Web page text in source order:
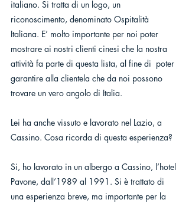
italiano. Si tratta di un logo, un
riconoscimento, denominato Ospitalità
Italiana. E’ molto importante per noi poter
mostrare ai nostri clienti cinesi che la nostra
attività fa parte di questa lista, al fine di  poter
garantire alla clientela che da noi possono
trovare un vero angolo di Italia.
Lei ha anche vissuto e lavorato nel Lazio, a
Cassino. Cosa ricorda di questa esperienza?
Si, ho lavorato in un albergo a Cassino, l’hotel
Pavone, dall’1989 al 1991. Si è trattato di
una esperienza breve, ma importante per la